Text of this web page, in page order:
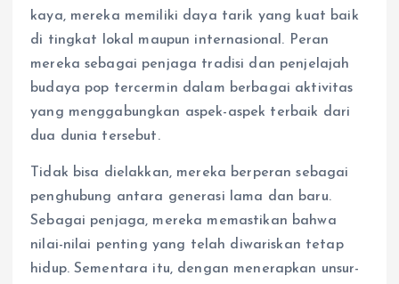
kaya, mereka memiliki daya tarik yang kuat baik
di tingkat lokal maupun internasional. Peran
mereka sebagai penjaga tradisi dan penjelajah
budaya pop tercermin dalam berbagai aktivitas
yang menggabungkan aspek-aspek terbaik dari
dua dunia tersebut.
Tidak bisa dielakkan, mereka berperan sebagai
penghubung antara generasi lama dan baru.
Sebagai penjaga, mereka memastikan bahwa
nilai-nilai penting yang telah diwariskan tetap
hidup. Sementara itu, dengan menerapkan unsur-